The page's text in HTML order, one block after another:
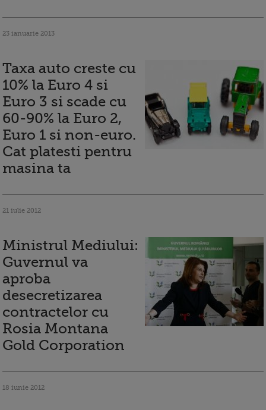
23 ianuarie 2013
Taxa auto creste cu
10% la Euro 4 si
Euro 3 si scade cu
60-90% la Euro 2,
Euro 1 si non-euro.
Cat platesti pentru
masina ta
21 iulie 2012
Ministrul Mediului:
Guvernul va
aproba
desecretizarea
contractelor cu
Rosia Montana
Gold Corporation
18 iunie 2012